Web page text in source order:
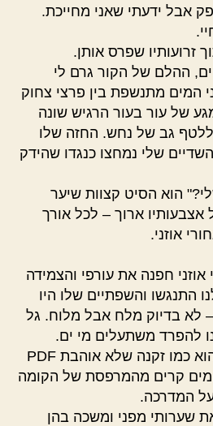
אבל ידעתי שאני מחייכת.
זרועותיו שפרס אותן.
ההלם של הקור גרם לי
המים מתנשפת בין פרצי צחוק
של עור בעור הרגיש שונה
גב של נחש. החזה שלו
שלי נמחצו כנגדו שהידק
הוא הסיט קצוות שיער
ארוך – לכל אורך
אוזני.
חפנה את עורפי והצמידה
התנגשו והשפתיים שלו היו
לא בדיוק מלח אבל מלוח. גל
להפרד משתעלים מי ים.
אחר כך אמרתי שהים הוא כמו זקנה שלא אוהבת PDF
מים קרים מהמרפסת של הקומה
המדרכה.
שערותי מפני ומשכה בהן